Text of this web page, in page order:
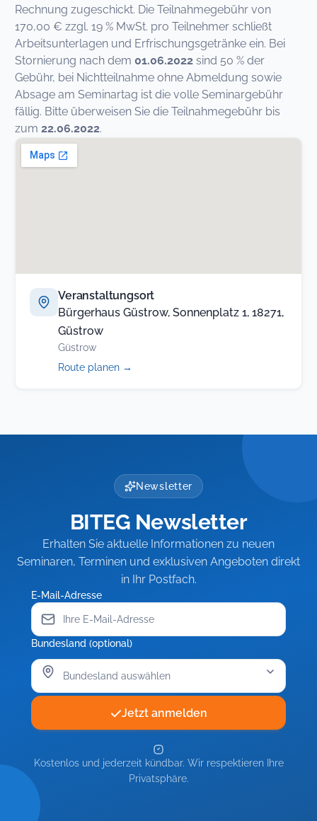
Rechnung zugeschickt. Die Teilnahmegebühr von
170,00 € zzgl. 19 % MwSt. pro Teilnehmer schließt
Arbeitsunterlagen und Erfrischungsgetränke ein. Bei
Stornierung nach dem 01.06.2022 sind 50 % der
Gebühr, bei Nichtteilnahme ohne Abmeldung sowie
Absage am Seminartag ist die volle Seminargebühr
fällig. Bitte überweisen Sie die Teilnahmegebühr bis
zum 22.06.2022.
Veranstaltungsort
Bürgerhaus Güstrow, Sonnenplatz 1, 18271,
Güstrow
Güstrow
Route planen →
Newsletter
BITEG Newsletter
Erhalten Sie aktuelle Informationen zu neuen
Seminaren, Terminen und exklusiven Angeboten direkt
in Ihr Postfach.
E-Mail-Adresse
Bundesland (optional)
Jetzt anmelden
Kostenlos und jederzeit kündbar. Wir respektieren Ihre
Privatsphäre.